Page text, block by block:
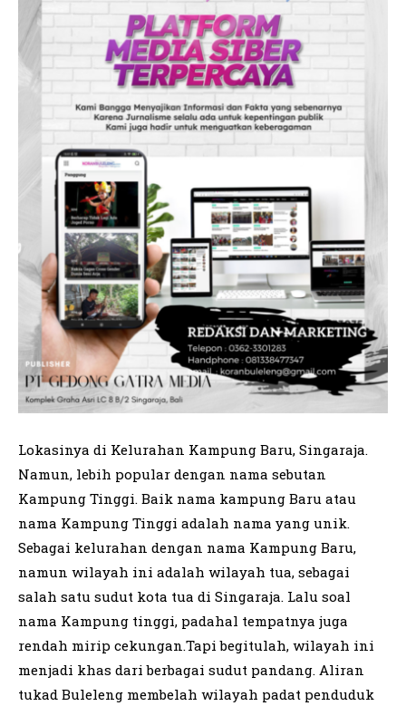
Lokasinya di Kelurahan Kampung Baru, Singaraja.
Namun, lebih popular dengan nama sebutan
Kampung Tinggi. Baik nama kampung Baru atau
nama Kampung Tinggi adalah nama yang unik.
Sebagai kelurahan dengan nama Kampung Baru,
namun wilayah ini adalah wilayah tua, sebagai
salah satu sudut kota tua di Singaraja. Lalu soal
nama Kampung tinggi, padahal tempatnya juga
rendah mirip cekungan.Tapi begitulah, wilayah ini
menjadi khas dari berbagai sudut pandang. Aliran
tukad Buleleng membelah wilayah padat penduduk